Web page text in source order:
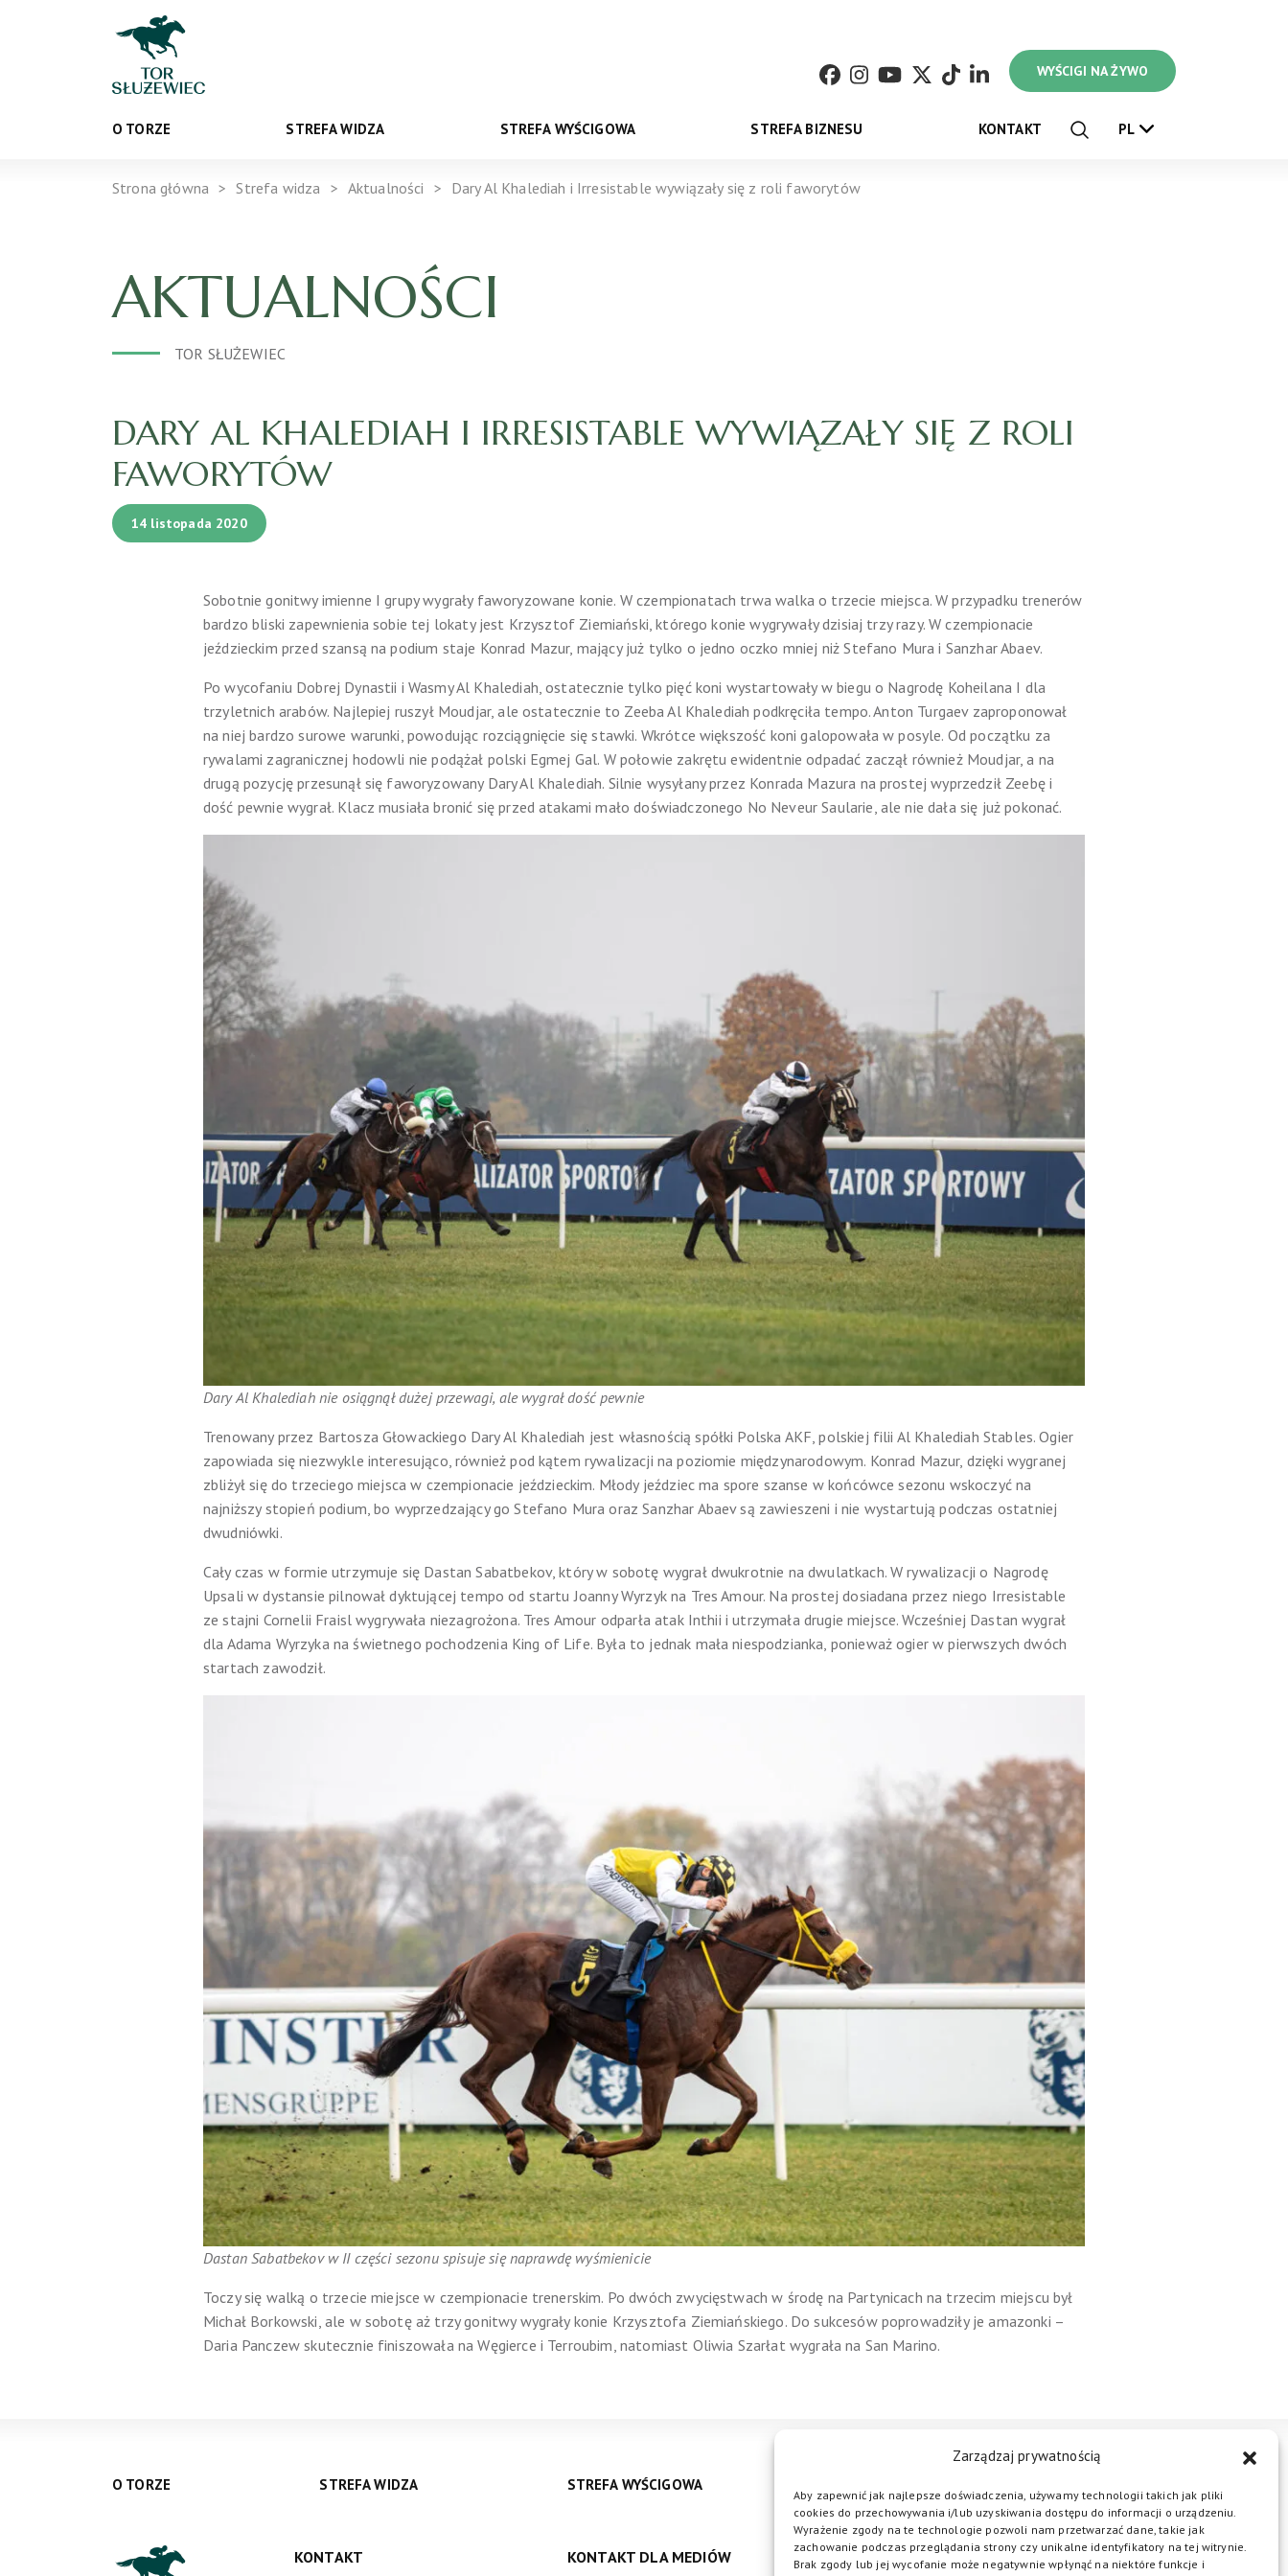
Zarządzaj prywatnością
Aby zapewnić jak najlepsze doświadczenia, używamy technologii takich jak pliki
cookies do przechowywania i/lub uzyskiwania dostępu do informacji o urządzeniu.
Wyrażenie zgody na te technologie pozwoli nam przetwarzać dane, takie jak
zachowanie podczas przeglądania strony czy unikalne identyfikatory na tej witrynie.
Brak zgody lub jej wycofanie może negatywnie wpłynąć na niektóre funkcje i
WYŚCIGI NA ŻYWO
O TORZE STREFA WIDZA STREFA WYŚCIGOWA STREFA BIZNESU KONTAKT PL
Strona główna Strefa widza Aktualności Dary Al Khalediah i Irresistable wywiązały się z roli faworytów
AKTUALNOŚCI
TOR SŁUŻEWIEC
DARY AL KHALEDIAH I IRRESISTABLE WYWIĄZAŁY SIĘ Z ROLI
FAWORYTÓW
14 listopada 2020
Sobotnie gonitwy imienne I grupy wygrały faworyzowane konie. W czempionatach trwa walka o trzecie miejsca. W przypadku trenerów
bardzo bliski zapewnienia sobie tej lokaty jest Krzysztof Ziemiański, którego konie wygrywały dzisiaj trzy razy. W czempionacie
jeździeckim przed szansą na podium staje Konrad Mazur, mający już tylko o jedno oczko mniej niż Stefano Mura i Sanzhar Abaev.
Po wycofaniu Dobrej Dynastii i Wasmy Al Khalediah, ostatecznie tylko pięć koni wystartowały w biegu o Nagrodę Koheilana I dla
trzyletnich arabów. Najlepiej ruszył Moudjar, ale ostatecznie to Zeeba Al Khalediah podkręciła tempo. Anton Turgaev zaproponował
na niej bardzo surowe warunki, powodując rozciągnięcie się stawki. Wkrótce większość koni galopowała w posyle. Od początku za
rywalami zagranicznej hodowli nie podążał polski Egmej Gal. W połowie zakrętu ewidentnie odpadać zaczął również Moudjar, a na
drugą pozycję przesunął się faworyzowany Dary Al Khalediah. Silnie wysyłany przez Konrada Mazura na prostej wyprzedził Zeebę i
dość pewnie wygrał. Klacz musiała bronić się przed atakami mało doświadczonego No Neveur Saularie, ale nie dała się już pokonać.
Dary Al Khalediah nie osiągnął dużej przewagi, ale wygrał dość pewnie
Trenowany przez Bartosza Głowackiego Dary Al Khalediah jest własnością spółki Polska AKF, polskiej filii Al Khalediah Stables. Ogier
zapowiada się niezwykle interesująco, również pod kątem rywalizacji na poziomie międzynarodowym. Konrad Mazur, dzięki wygranej
zbliżył się do trzeciego miejsca w czempionacie jeździeckim. Młody jeździec ma spore szanse w końcówce sezonu wskoczyć na
najniższy stopień podium, bo wyprzedzający go Stefano Mura oraz Sanzhar Abaev są zawieszeni i nie wystartują podczas ostatniej
dwudniówki.
Cały czas w formie utrzymuje się Dastan Sabatbekov, który w sobotę wygrał dwukrotnie na dwulatkach. W rywalizacji o Nagrodę
Upsali w dystansie pilnował dyktującej tempo od startu Joanny Wyrzyk na Tres Amour. Na prostej dosiadana przez niego Irresistable
ze stajni Cornelii Fraisl wygrywała niezagrożona. Tres Amour odparła atak Inthii i utrzymała drugie miejsce. Wcześniej Dastan wygrał
dla Adama Wyrzyka na świetnego pochodzenia King of Life. Była to jednak mała niespodzianka, ponieważ ogier w pierwszych dwóch
startach zawodził.
Dastan Sabatbekov w II części sezonu spisuje się naprawdę wyśmienicie
Toczy się walką o trzecie miejsce w czempionacie trenerskim. Po dwóch zwycięstwach w środę na Partynicach na trzecim miejscu był
Michał Borkowski, ale w sobotę aż trzy gonitwy wygrały konie Krzysztofa Ziemiańskiego. Do sukcesów poprowadziły je amazonki –
Daria Panczew skutecznie finiszowała na Węgierce i Terroubim, natomiast Oliwia Szarłat wygrała na San Marino.
O TORZE STREFA WIDZA STREFA WYŚCIGOWA
KONTAKT KONTAKT DLA MEDIÓW DOŁĄCZ DO NAS